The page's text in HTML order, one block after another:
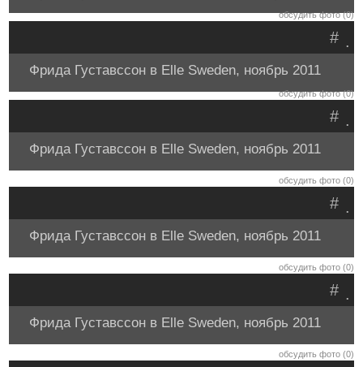
обсудить фото (0)
.
#
Фрида Густавссон в Elle Sweden, ноябрь 2011
обсудить фото (0)
.
#
Фрида Густавссон в Elle Sweden, ноябрь 2011
обсудить фото (0)
.
#
Фрида Густавссон в Elle Sweden, ноябрь 2011
обсудить фото (0)
.
#
Фрида Густавссон в Elle Sweden, ноябрь 2011
обсудить фото (0)